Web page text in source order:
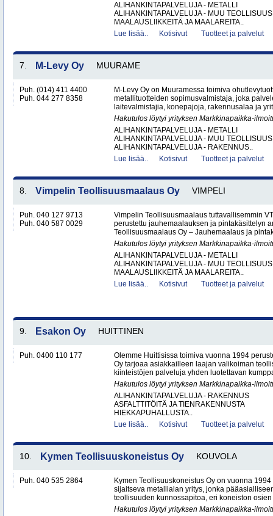
ALIHANKINTAPALVELUJA - METALLI
ALIHANKINTAPALVELUJA - MUU TEOLLISUUS
MAALAUSLIIKKEITÄ JA MAALAREITA..
Lue lisää..
Kotisivut Tuotteet ja palvelut
7. M-Levy Oy MUURAME
Puh. (014) 411 4400
Puh. 044 277 8358
M-Levy Oy on Muuramessa toimiva
metallituotteiden sopimusvalmistaja, joka
laitevalmistajia, konepajoja, rakennusalaa ja
Hakutulos löytyi yrityksen Markkinapaikka-
ALIHANKINTAPALVELUJA - METALLI
ALIHANKINTAPALVELUJA - MUU TEOLLISUUS
ALIHANKINTAPALVELUJA - RAKENNUS..
Lue lisää..
Kotisivut Tuotteet ja palvelut
8. Vimpelin Teollisuusmaalaus Oy VIMPELI
Puh. 040 127 9713
Puh. 040 587 0029
Vimpelin Teollisuusmaalaus tuttavallisemmin
perustettu jauhemaalauksen ja pintakäsittelyn
Teollisuusmaalaus Oy – Jauhemaalaus ja
Hakutulos löytyi yrityksen Markkinapaikka-
ALIHANKINTAPALVELUJA - METALLI
ALIHANKINTAPALVELUJA - MUU TEOLLISUUS
MAALAUSLIIKKEITÄ JA MAALAREITA..
Lue lisää..
Kotisivut Tuotteet ja palvelut
9. Esakon Oy HUITTINEN
Puh. 0400 110 177
Olemme Huittisissa toimiva vuonna 1994
Oy tarjoaa asiakkailleen laajan valikoiman
kiinteistöjen palveluja yhden luotettavan
Hakutulos löytyi yrityksen Markkinapaikka-
ALIHANKINTAPALVELUJA - RAKENNUS
ASFALTTITÖITÄ JA TIENRAKENNUSTA
HIEKKAPUHALLUSTA..
Lue lisää..
Kotisivut Tuotteet ja palvelut
10. Kymen Teollisuuskoneistus Oy KOUVOLA
Puh. 040 535 2864
Kymen Teollisuuskoneistus Oy on vuonna
sijaitseva metallialan yritys, jonka
teollisuuden kunnossapitoa, eri koneiston
Hakutulos löytyi yrityksen Markkinapaikka-